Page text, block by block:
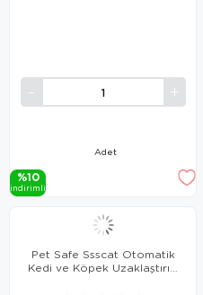
Adet
%10
i̇ndi̇ri̇mli̇
Pet Safe Ssscat Otomatik
Kedi ve Köpek Uzaklaştırıcı